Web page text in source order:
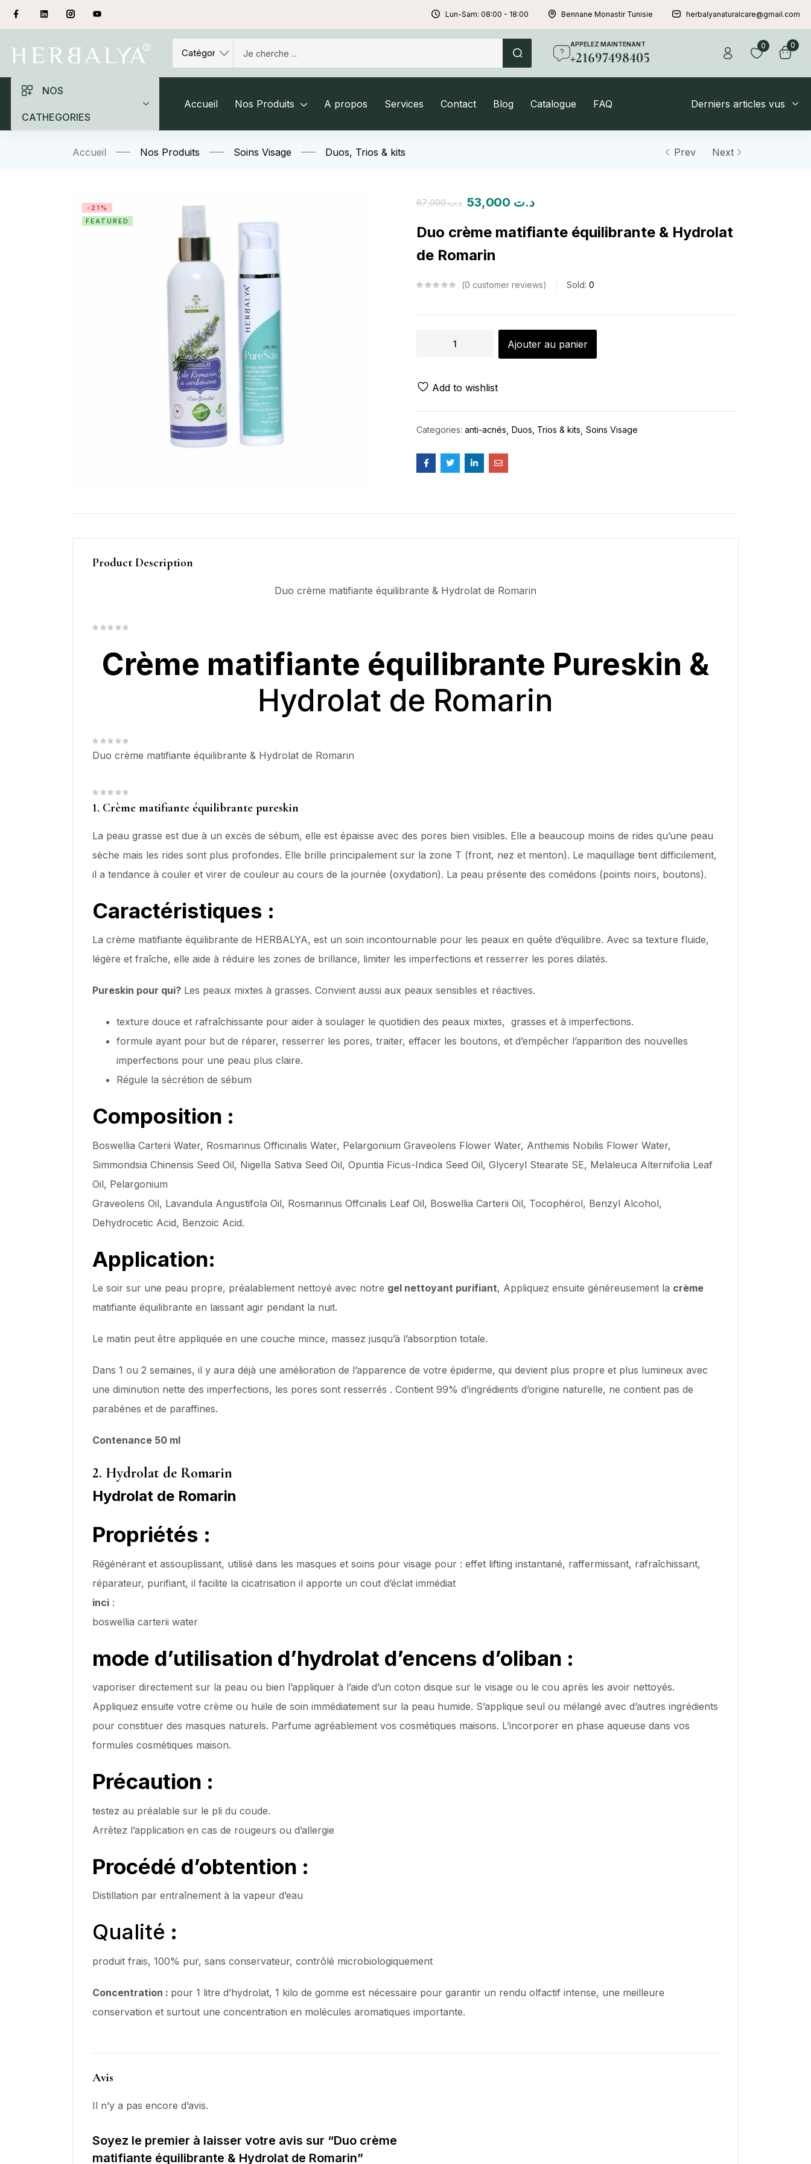
Lun-Sam: 08:00 - 18:00 Bennane Monastir Tunisie herbalyanaturalcare@gmail.com
APPELEZ MAINTENANT
+21697498405
0 0
NOS
CATHEGORIES
Accueil Nos Produits A propos Services Contact Blog Catalogue FAQ Derniers articles vus
Accueil Nos Produits Soins Visage Duos, Trios & kits Prev Next
-21%
FEATURED
د.ت67,000 د.ت
Duo crème matifiante équilibrante & Hydrolat
de Romarin
0 customer reviews Sold: 0
Ajouter au panier
Add to wishlist
Categories: anti-acnés Duos, Trios & kits Soins Visage
Product Description
Duo crème matifiante équilibrante & Hydrolat de Romarin
Crème matifiante équilibrante Pureskin &
Hydrolat de Romarin
Duo crème matifiante équilibrante & Hydrolat de Romarin
1. Crème matifiante équilibrante pureskin
La peau grasse est due à un excès de sébum, elle est épaisse avec des pores bien visibles. Elle a beaucoup moins de rides qu’une peau
sèche mais les rides sont plus profondes. Elle brille principalement sur la zone T (front, nez et menton). Le maquillage tient difficilement,
il a tendance à couler et virer de couleur au cours de la journée (oxydation). La peau présente des comédons (points noirs, boutons).
Caractéristiques :
La crème matifiante équilibrante de HERBALYA, est un soin incontournable pour les peaux en quête d’équilibre. Avec sa texture fluide,
légère et fraîche, elle aide à réduire les zones de brillance, limiter les imperfections et resserrer les pores dilatés.
Pureskin pour qui? Les peaux mixtes à grasses. Convient aussi aux peaux sensibles et réactives.
texture douce et rafraîchissante pour aider à soulager le quotidien des peaux mixtes, grasses et à imperfections.
formule ayant pour but de réparer, resserrer les pores, traiter, effacer les boutons, et d’empêcher l’apparition des nouvelles
imperfections pour une peau plus claire.
Régule la sécrétion de sébum
Composition :
Boswellia Carterii Water, Rosmarinus Officinalis Water, Pelargonium Graveolens Flower Water, Anthemis Nobilis Flower Water,
Simmondsia Chinensis Seed Oil, Nigella Sativa Seed Oil, Opuntia Ficus-Indica Seed Oil, Glyceryl Stearate SE, Melaleuca Alternifolia Leaf
Oil, Pelargonium
Graveolens Oil, Lavandula Angustifola Oil, Rosmarinus Offcinalis Leaf Oil, Boswellia Carterii Oil, Tocophérol, Benzyl Alcohol,
Dehydrocetic Acid, Benzoic Acid.
Application:
Le soir sur une peau propre, préalablement nettoyé avec notre gel nettoyant purifiant, Appliquez ensuite généreusement la crème
matifiante équilibrante en laissant agir pendant la nuit.
Le matin peut être appliquée en une couche mince, massez jusqu’à l’absorption totale.
Dans 1 ou 2 semaines, il y aura déjà une amélioration de l’apparence de votre épiderme, qui devient plus propre et plus lumineux avec
une diminution nette des imperfections, les pores sont resserrés . Contient 99% d’ingrédients d’origine naturelle, ne contient pas de
parabènes et de paraffines.
Contenance 50 ml
2. Hydrolat de Romarin
Hydrolat de Romarin
Propriétés :
Régénérant et assouplissant, utilisé dans les masques et soins pour visage pour : effet lifting instantané, raffermissant, rafraîchissant,
réparateur, purifiant, il facilite la cicatrisation il apporte un cout d’éclat immédiat
inci :
boswellia carterii water
mode d’utilisation d’hydrolat d’encens d’oliban :
vaporiser directement sur la peau ou bien l’appliquer à l’aide d’un coton disque sur le visage ou le cou après les avoir nettoyés.
Appliquez ensuite votre crème ou huile de soin immédiatement sur la peau humide. S’applique seul ou mélangé avec d’autres ingrédients
pour constituer des masques naturels. Parfume agréablement vos cosmétiques maisons. L’incorporer en phase aqueuse dans vos
formules cosmétiques maison.
Précaution :
testez au préalable sur le pli du coude.
Arrêtez l’application en cas de rougeurs ou d’allergie
Procédé d’obtention :
Distillation par entraînement à la vapeur d’eau
Qualité :
produit frais, 100% pur, sans conservateur, contrôlé microbiologiquement
Concentration : pour 1 litre d’hydrolat, 1 kilo de gomme est nécessaire pour garantir un rendu olfactif intense, une meilleure
conservation et surtout une concentration en molécules aromatiques importante.
Avis
Il n’y a pas encore d’avis.
Soyez le premier à laisser votre avis sur “Duo crème
matifiante équilibrante & Hydrolat de Romarin”